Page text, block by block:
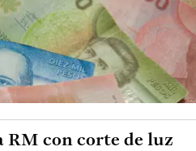
RM con corte de luz